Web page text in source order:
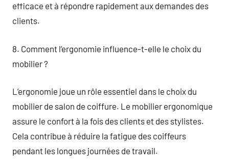
efficace et à répondre rapidement aux demandes des
clients.
8. Comment l’ergonomie influence-t-elle le choix du
mobilier ?
L’ergonomie joue un rôle essentiel dans le choix du
mobilier de salon de coiffure. Le mobilier ergonomique
assure le confort à la fois des clients et des stylistes.
Cela contribue à réduire la fatigue des coiffeurs
pendant les longues journées de travail.